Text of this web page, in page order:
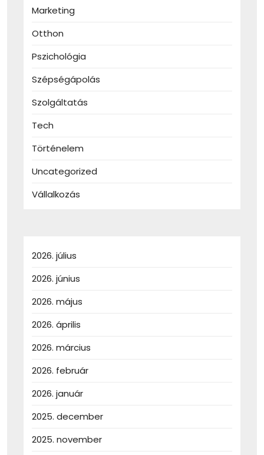
Marketing
Otthon
Pszichológia
Szépségápolás
Szolgáltatás
Tech
Történelem
Uncategorized
Vállalkozás
2026. július
2026. június
2026. május
2026. április
2026. március
2026. február
2026. január
2025. december
2025. november